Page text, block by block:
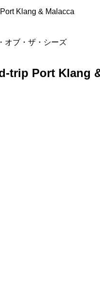
Klang & Malacca
オブ・ザ・シーズ
trip Port Klang